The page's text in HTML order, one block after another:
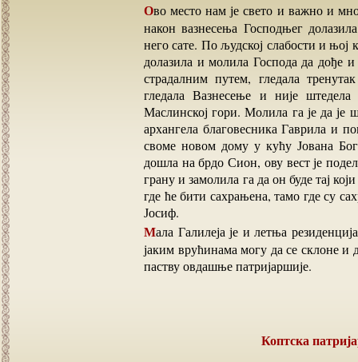
Ово место нам је свето и важно и много ближе и ради Пресвете Богородице Марије која је
након вазнесења Господњег
него сате. По људској слабости и њој
долазила и молила Господа да дође
страдалним путем, гледала
гледала Вазнесење и није
Маслинској гори. Молила га је да је
архангела благовесника Гаврила и
своме новом дому у кућу Јована
дошла на брдо Сион, ову вест је
грану и замолила га да он буде тај
где ће бити сахрањена, тамо где су
Јосиф.
Мала Галилеја је и летња резиденција јерусалимских патријараха. Ово је место где они по
јаким врућинама могу да се склоне и
паству овдашње патријаршије.
Коптска